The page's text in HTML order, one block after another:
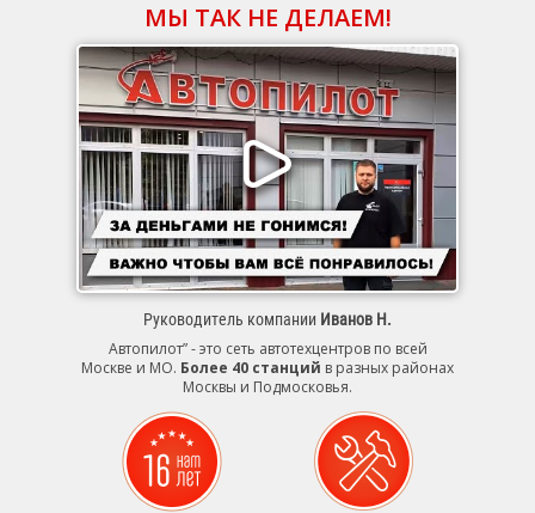
МЫ ТАК НЕ ДЕЛАЕМ!
Руководитель компании Иванов Н.
Автопилот” - это сеть автотехцентров по всей
Москве и МО. Более 40 станций в разных районах
Москвы и Подмосковья.